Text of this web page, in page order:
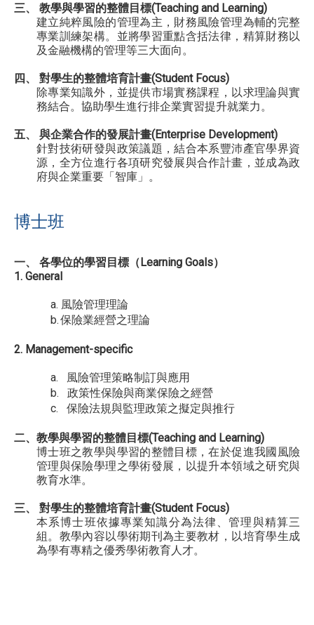
三、 教學與學習的整體目標(Teaching and Learning)
建立純粹風險的管理為主，財務風險管理為輔的完整
專業訓練架構。並將學習重點含括法律，精算財務以
及金融機構的管理等三大面向。
四、 對學生的整體培育計畫(Student Focus)
除專業知識外，並提供市場實務課程，以求理論與實
務結合。協助學生進行排企業實習提升就業力。
五、 與企業合作的發展計畫(Enterprise Development)
針對技術研發與政策議題，結合本系豐沛產官學界資
源，全方位進行各項研究發展與合作計畫，並成為政
府與企業重要「智庫」。
博士班
一、 各學位的學習目標（Learning Goals）
1. General
a. 風險管理理論
b.保險業經營之理論
2. Management-specific
a.
風險管理策略制訂與應用
b.
政策性保險與商業保險之經營
c.
保險法規與監理政策之擬定與推行
二、教學與學習的整體目標(Teaching and Learning)
博士班之教學與學習的整體目標，在於促進我國風險
管理與保險學理之學術發展，以提升本領域之研究與
教育水準。
三、 對學生的整體培育計畫(Student Focus)
本系博士班依據專業知識分為法律、管理與精算三
組。教學內容以學術期刊為主要教材，以培育學生成
為學有專精之優秀學術教育人才。